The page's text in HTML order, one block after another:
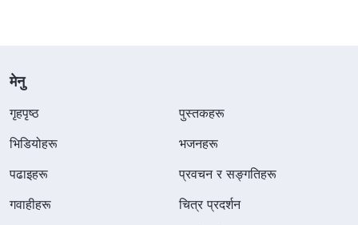
मेनु
गृहपृष्ठ
पुस्तकहरू
भिडियोहरू
भजनहरू
पढाइहरू
प्रवचन र सङ्गतिहरू
गवाहीहरू
चित्र प्रदर्शन